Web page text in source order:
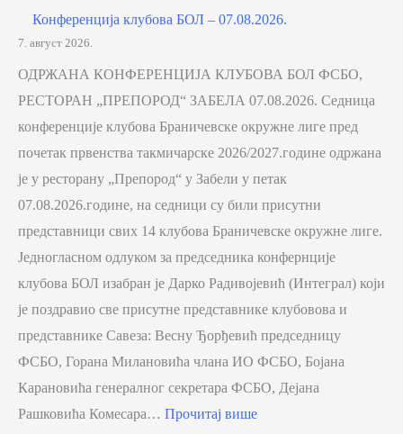
Конференција клубова БОЛ – 07.08.2026.
7. август 2026.
ОДРЖАНА КОНФЕРЕНЦИЈА КЛУБОВА БОЛ ФСБО,
РЕСТОРАН „ПРЕПОРОД“ ЗАБЕЛА 07.08.2026. Седница
конференције клубова Браничевске окружне лиге пред
почетак првенства такмичарске 2026/2027.године одржана
је у ресторану „Препород“ у Забели у петак
07.08.2026.године, на седници су били присутни
представници свих 14 клубова Браничевске окружне лиге.
Једногласном одлуком за председника конфернције
клубова БОЛ изабран је Дарко Радивојевић (Интеграл) који
је поздравио све присутне представнике клубовова и
представнике Савеза: Весну Ђорђевић председницу
ФСБО, Горана Милановића члана ИО ФСБО, Бојана
Карановића генералног секретара ФСБО, Дејана
Рашковића Комесара… Прочитај више